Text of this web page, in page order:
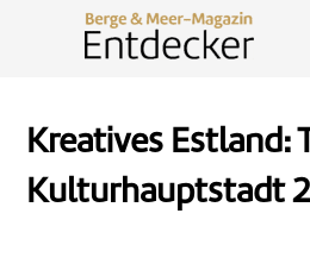
Kreatives Estland:
Kulturhauptstadt